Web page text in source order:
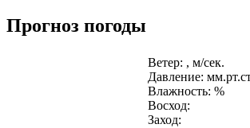
Прогноз погоды
Ветер: , м/сек.
Давление:
Влажность: %
Восход:
Заход: